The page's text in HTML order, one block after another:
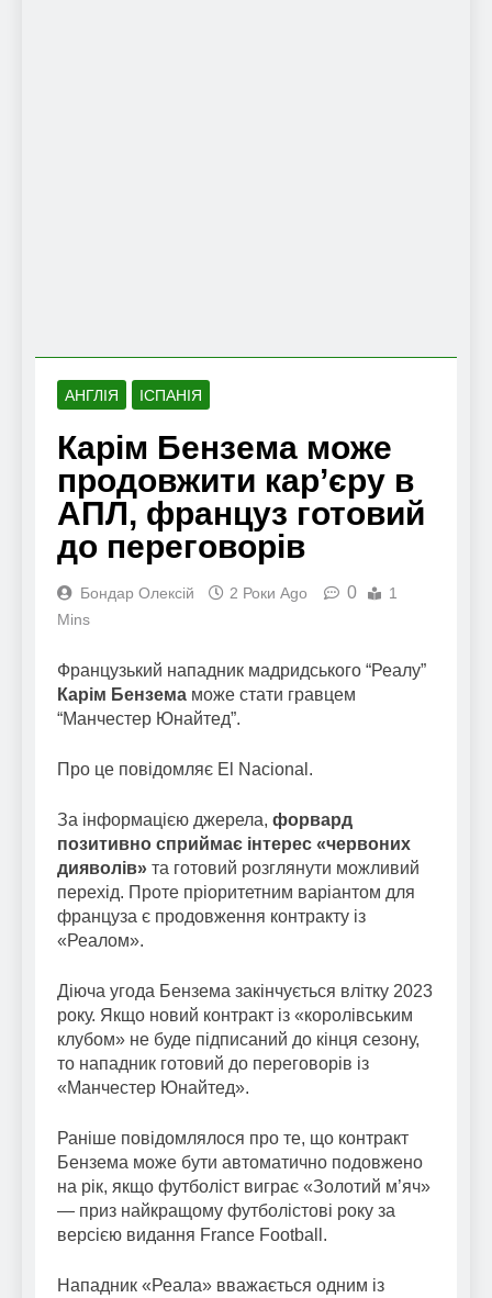
АНГЛІЯ ІСПАНІЯ
Карім Бензема може
продовжити кар’єру в
АПЛ, француз готовий
до переговорів
Бондар Олексій 2 Роки Ago 0
1
Mins
Французький нападник мадридського “Реалу”
Карім Бензема може стати гравцем
“Манчестер Юнайтед”.
Про це повідомляє El Nacional.
За інформацією джерела, форвард
позитивно сприймає інтерес «червоних
дияволів» та готовий розглянути можливий
перехід. Проте пріоритетним варіантом для
француза є продовження контракту із
«Реалом».
Діюча угода Бензема закінчується влітку 2023
року. Якщо новий контракт із «королівським
клубом» не буде підписаний до кінця сезону,
то нападник готовий до переговорів із
«Манчестер Юнайтед».
Раніше повідомлялося про те, що контракт
Бензема може бути автоматично подовжено
на рік, якщо футболіст виграє «Золотий м’яч»
— приз найкращому футболістові року за
версією видання France Football.
Нападник «Реала» вважається одним із